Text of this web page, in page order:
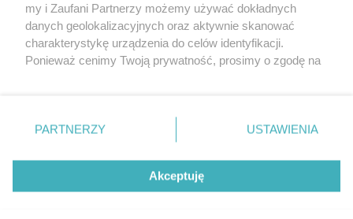
Nasze serwisy
Aktualności
Tcz24
Historia miasta
Muzyka i kultura
Archiwum wydarzeń
Zdjęcia miasta
my i Zaufani Partnerzy możemy używać dokładnych
danych geolokalizacyjnych oraz aktywnie skanować
charakterystykę urządzenia do celów identyfikacji.
Ponieważ cenimy Twoją prywatność, prosimy o zgodę na
znajdujący się w lewym dolnym rogu strony
. Niektóre
przetwarzaniu. Preferencje będą miały zastosowania tylko
PARTNERZY USTAWIENIA
Akceptuję